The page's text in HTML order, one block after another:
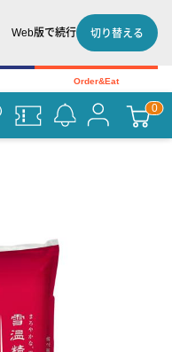
Web版で続行 切り替える
Order&Eat